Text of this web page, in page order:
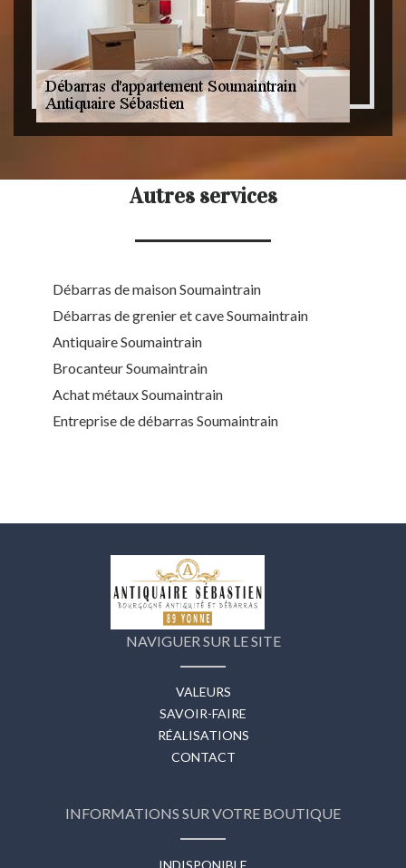
Autres services
Débarras de maison Soumaintrain
Débarras de grenier et cave Soumaintrain
Antiquaire Soumaintrain
Brocanteur Soumaintrain
Achat métaux Soumaintrain
Entreprise de débarras Soumaintrain
NAVIGUER SUR LE SITE
VALEURS
SAVOIR-FAIRE
RÉALISATIONS
CONTACT
INFORMATIONS SUR VOTRE BOUTIQUE
INDISPONIBLE